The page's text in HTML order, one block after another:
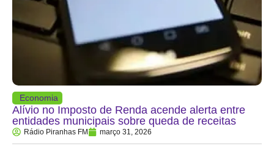
Economia
Alívio no Imposto de Renda acende alerta entre
entidades municipais sobre queda de receitas
Rádio Piranhas FM março 31, 2026